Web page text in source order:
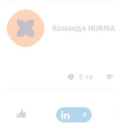
Команда HURMA
8 хв
0